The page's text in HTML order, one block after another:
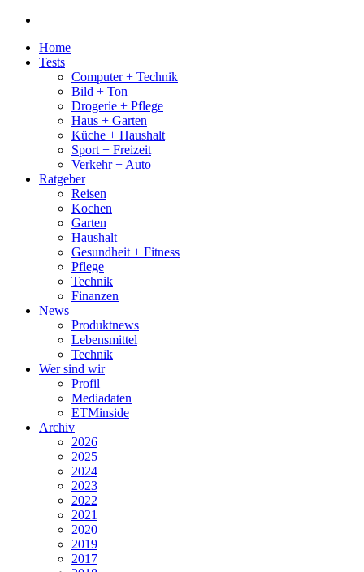
Close
Menu
Home
Tests
Computer + Technik
Bild + Ton
Drogerie + Pflege
Haus + Garten
Küche + Haushalt
Sport + Freizeit
Verkehr + Auto
Ratgeber
Reisen
Kochen
Garten
Haushalt
Gesundheit + Fitness
Pflege
Technik
Finanzen
News
Produktnews
Lebensmittel
Technik
Wer sind wir
Profil
Mediadaten
ETMinside
Archiv
2026
2025
2024
2023
2022
2021
2020
2019
2017